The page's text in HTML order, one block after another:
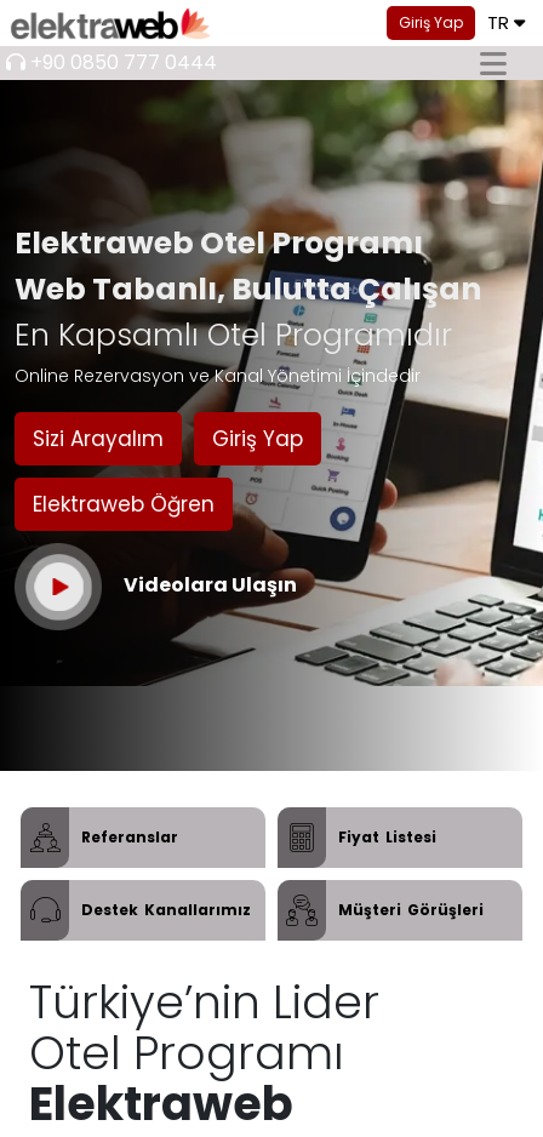
Giriş Yap TR
+90 0850 777 0444
Elektraweb Otel Programı
Web Tabanlı, Bulutta Çalışan
En Kapsamlı Otel Programıdır
Online Rezervasyon ve Kanal Yönetimi İçindedir
Sizi Arayalım Giriş Yap
Elektraweb Öğren
Videolara Ulaşın
Referanslar Fiyat Listesi
Destek Kanallarımız Müşteri Görüşleri
Türkiye’nin Lider
Otel Programı
Elektraweb